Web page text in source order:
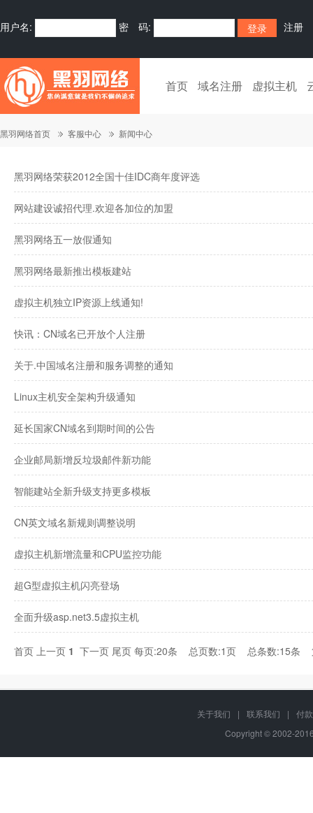
用户名: 密 码: 注册
首页 域名注册 虚拟主机
黑羽网络首页 客服中心 新闻中心
黑羽网络荣获2012全国十佳IDC商年度评选
网站建设诚招代理.欢迎各加位的加盟
黑羽网络五一放假通知
黑羽网络最新推出模板建站
虚拟主机独立IP资源上线通知!
快讯：CN域名已开放个人注册
关于.中国域名注册和服务调整的通知
Linux主机安全架构升级通知
延长国家CN域名到期时间的公告
企业邮局新增反垃圾邮件新功能
智能建站全新升级支持更多模板
CN英文域名新规则调整说明
虚拟主机新增流量和CPU监控功能
超G型虚拟主机闪亮登场
全面升级asp.net3.5虚拟主机
首页 上一页 1 下一页 尾页 每页:20条 总页数:1页 总条数:15条
关于我们 | 联系我们 |
付
Copyright © 2002-